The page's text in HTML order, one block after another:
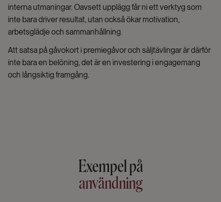
interna utmaningar. Oavsett upplägg får ni ett verktyg som
inte bara driver resultat, utan också ökar motivation,
arbetsglädje och sammanhållning.
Att satsa på gåvokort i premiegåvor och säljtävlingar är därför
inte bara en belöning, det är en investering i engagemang
och långsiktig framgång.
Exempel på
användning